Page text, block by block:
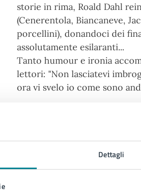
Dettagli
storie in rima, Roald Dahl
(Cenerentola, Biancaneve,
porcellini), donandoci dei
assolutamente esilaranti...
Tanto humour e ironia
lettori: "Non lasciatevi
ora vi svelo io come sono
partecipazione è libera e in
chi è rivolto
lettori tra i 10 e i 14 anni